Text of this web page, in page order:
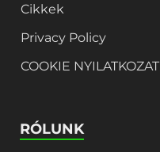
Cikkek
Privacy Policy
COOKIE NYILATKOZAT
RÓLUNK